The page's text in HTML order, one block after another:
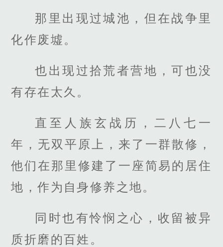
那里出现过城池，但在战争里
化作废墟。
也出现过拾荒者营地，可也没
有存在太久。
直至人族玄战历，二八七一
年，无双平原上，来了一群散修，
他们在那里修建了一座简易的居住
地，作为自身修养之地。
同时也有怜悯之心，收留被异
质折磨的百姓。